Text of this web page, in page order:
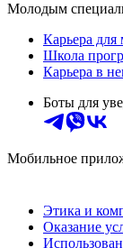
Молодым
Карьера для
Школа
Карьера в
Боты для
Мобильное
Этика и
Оказание